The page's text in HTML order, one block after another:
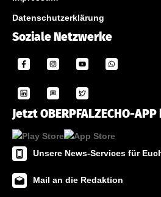
Datenschutzerklärung
Soziale Netzwerke
Jetzt OBERPFALZECHO-
Unsere News-Services für
Mail an die Redaktion